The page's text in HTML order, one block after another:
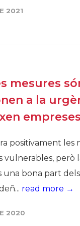
2021
mesures
a la
positivament les
vulnerables,
una bona part
read more →
2020